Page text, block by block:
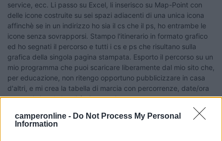
camperonline - Do Not Process My Personal
Information
service, ecc. Li passo su Excel, li inserisco su Map-Point con
delle icone costruite su sei spazi adiacenti di una unica icona
affinchè se in un indirizzo ho sia il cs che il ps, ho entrambe le
icone senza sovrapporsi. Stampo l'itinerario in formato grafico
ed ho segnati il percorso e tutti i cs e ps che risultano sulla
grafica della singola pagina stampata. Esporto il percorso su un
mio programma che puoi scaricare liberamente dal mio sito che,
per educazione, non ritengo opportuno pubblicizzare in casa
d'altri, e mi crea la tabella di marcia con percorrenze, date/ora
per ogni singola località. Sempre in questo programma, per le
singole località inserisco le cose da vedere, indicando tempo
previsto e valutazione affinchè possa rendermi conto, in caso di